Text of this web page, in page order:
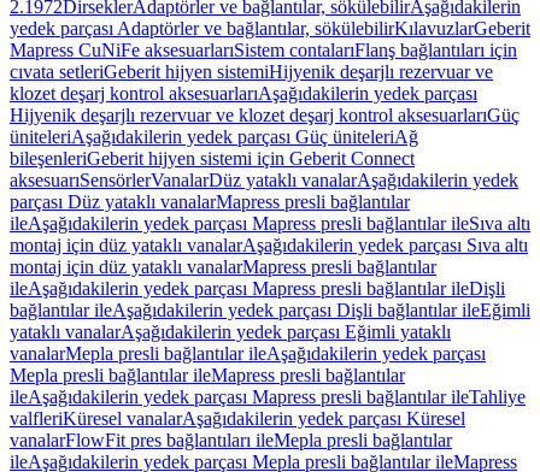
2.1972DirseklerAdaptörler ve bağlantılar, sökülebilirAşağıdakilerin
yedek parçası Adaptörler ve bağlantılar, sökülebilirKılavuzlarGeberit
Mapress CuNiFe aksesuarlarıSistem contalarıFlanş bağlantıları için
cıvata setleriGeberit hijyen sistemiHijyenik deşarjlı rezervuar ve
klozet deşarj kontrol aksesuarlarıAşağıdakilerin yedek parçası
Hijyenik deşarjlı rezervuar ve klozet deşarj kontrol aksesuarlarıGüç
üniteleriAşağıdakilerin yedek parçası Güç üniteleriAğ
bileşenleriGeberit hijyen sistemi için Geberit Connect
aksesuarıSensörlerVanalarDüz yataklı vanalarAşağıdakilerin yedek
parçası Düz yataklı vanalarMapress presli bağlantılar
ileAşağıdakilerin yedek parçası Mapress presli bağlantılar ileSıva altı
montaj için düz yataklı vanalarAşağıdakilerin yedek parçası Sıva altı
montaj için düz yataklı vanalarMapress presli bağlantılar
ileAşağıdakilerin yedek parçası Mapress presli bağlantılar ileDişli
bağlantılar ileAşağıdakilerin yedek parçası Dişli bağlantılar ileEğimli
yataklı vanalarAşağıdakilerin yedek parçası Eğimli yataklı
vanalarMepla presli bağlantılar ileAşağıdakilerin yedek parçası
Mepla presli bağlantılar ileMapress presli bağlantılar
ileAşağıdakilerin yedek parçası Mapress presli bağlantılar ileTahliye
valfleriKüresel vanalarAşağıdakilerin yedek parçası Küresel
vanalarFlowFit pres bağlantıları ileMepla presli bağlantılar
ileAşağıdakilerin yedek parçası Mepla presli bağlantılar ileMapress